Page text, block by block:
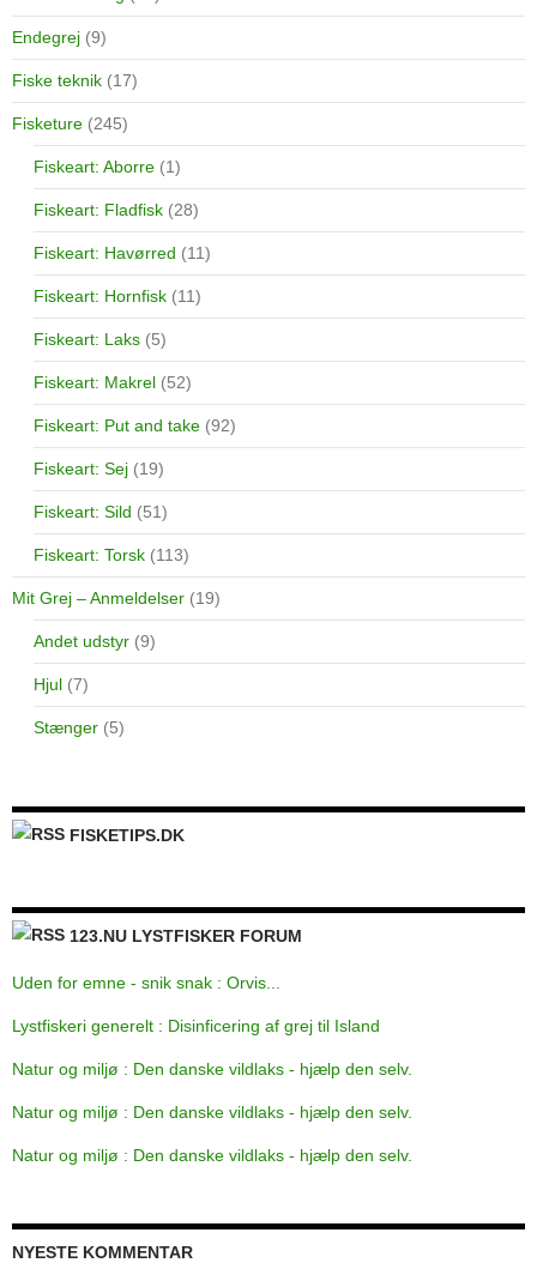
Endegrej (9)
Fiske teknik (17)
Fisketure (245)
Fiskeart: Aborre (1)
Fiskeart: Fladfisk (28)
Fiskeart: Havørred (11)
Fiskeart: Hornfisk (11)
Fiskeart: Laks (5)
Fiskeart: Makrel (52)
Fiskeart: Put and take (92)
Fiskeart: Sej (19)
Fiskeart: Sild (51)
Fiskeart: Torsk (113)
Mit Grej – Anmeldelser (19)
Andet udstyr (9)
Hjul (7)
Stænger (5)
FISKETIPS.DK
123.NU LYSTFISKER FORUM
Uden for emne - snik snak : Orvis...
Lystfiskeri generelt : Disinficering af grej til Island
Natur og miljø : Den danske vildlaks - hjælp den selv.
Natur og miljø : Den danske vildlaks - hjælp den selv.
Natur og miljø : Den danske vildlaks - hjælp den selv.
NYESTE KOMMENTAR